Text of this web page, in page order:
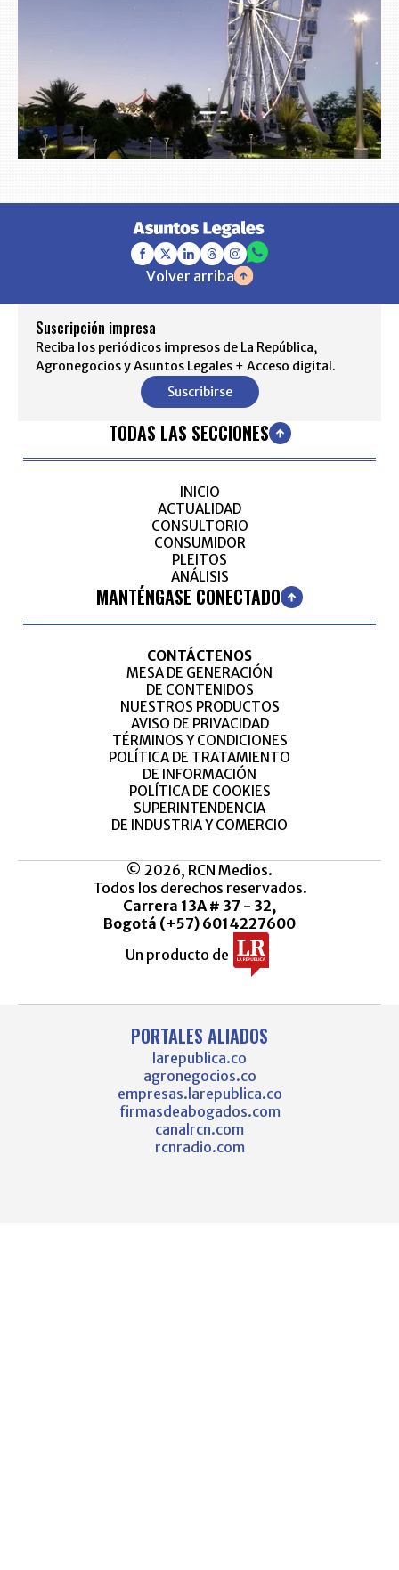
Volver arriba
Suscripción impresa
Reciba los periódicos impresos de La República,
Agronegocios y Asuntos Legales + Acceso digital.
Suscribirse
TODAS LAS SECCIONES
INICIO
ACTUALIDAD
CONSULTORIO
CONSUMIDOR
PLEITOS
ANÁLISIS
MANTÉNGASE CONECTADO
CONTÁCTENOS
MESA DE GENERACIÓN
DE CONTENIDOS
NUESTROS PRODUCTOS
AVISO DE PRIVACIDAD
TÉRMINOS Y CONDICIONES
POLÍTICA DE TRATAMIENTO
DE INFORMACIÓN
POLÍTICA DE COOKIES
SUPERINTENDENCIA
DE INDUSTRIA Y COMERCIO
© 2026, RCN Medios.
Todos los derechos reservados.
Carrera 13A # 37 - 32,
Bogotá (+57) 6014227600
Un producto de
PORTALES ALIADOS
larepublica.co
agronegocios.co
empresas.larepublica.co
firmasdeabogados.com
canalrcn.com
rcnradio.com